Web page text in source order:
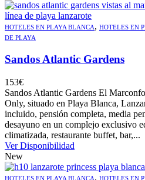
HOTELES EN PLAYA BLANCA, HOTELES EN
DE PLAYA
Sandos Atlantic Gardens
153€
Sandos Atlantic Gardens El
Only, situado en Playa Blanca,
incluido, pensión completa, media
desayuno en un complejo exclusivo
climatizada, restaurante buffet, bar,...
Ver Disponibilidad
New
HOTELES EN PLAYA BLANCA, HOTELES EN